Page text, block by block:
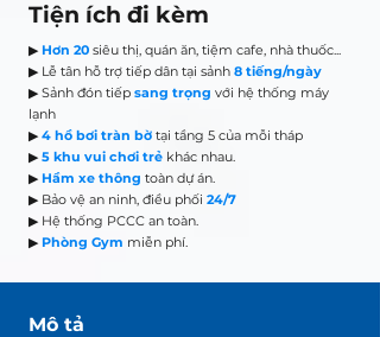
Tiện ích đi kèm
▶ Hơn 20 siêu thị, quán ăn, tiệm cafe, nhà thuốc...
▶ Lễ tân hỗ trợ tiếp dân tại sảnh 8 tiếng/ngày
▶ Sảnh đón tiếp sang trọng với hệ thống máy
lạnh
▶ 4 hồ bơi tràn bờ tại tầng 5 của mỗi tháp
▶ 5 khu vui chơi trẻ khác nhau.
▶ Hầm xe thông toàn dự án.
▶ Bảo vệ an ninh, điều phối 24/7
▶ Hệ thống PCCC an toàn.
▶ Phòng Gym miễn phí.
Mô tả